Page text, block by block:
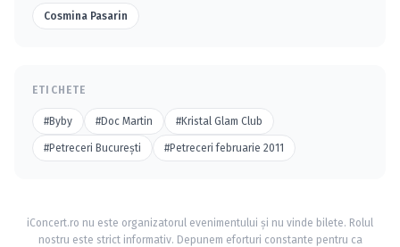
Cosmina Pasarin
ETICHETE
#Byby #Doc Martin #Kristal Glam Club
#Petreceri Bucureşti #Petreceri februarie 2011
iConcert.ro nu este organizatorul evenimentului și nu vinde bilete. Rolul
nostru este strict informativ. Depunem eforturi constante pentru ca